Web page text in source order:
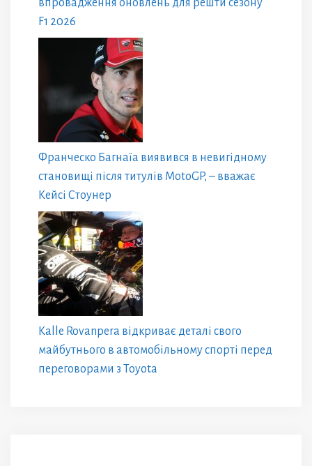
впровадження оновлень для решти сезону
F1 2026
Франческо Багнаїа виявився в невигідному
становищі після титулів MotoGP, – вважає
Кейсі Стоунер
Kalle Rovanpera відкриває деталі свого
майбутнього в автомобільному спорті перед
переговорами з Toyota